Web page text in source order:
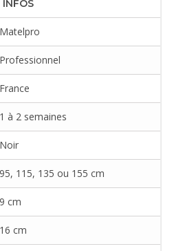
INFOS
Matelpro
Professionnel
France
1 à 2 semaines
Noir
95, 115, 135 ou 155 cm
9 cm
16 cm